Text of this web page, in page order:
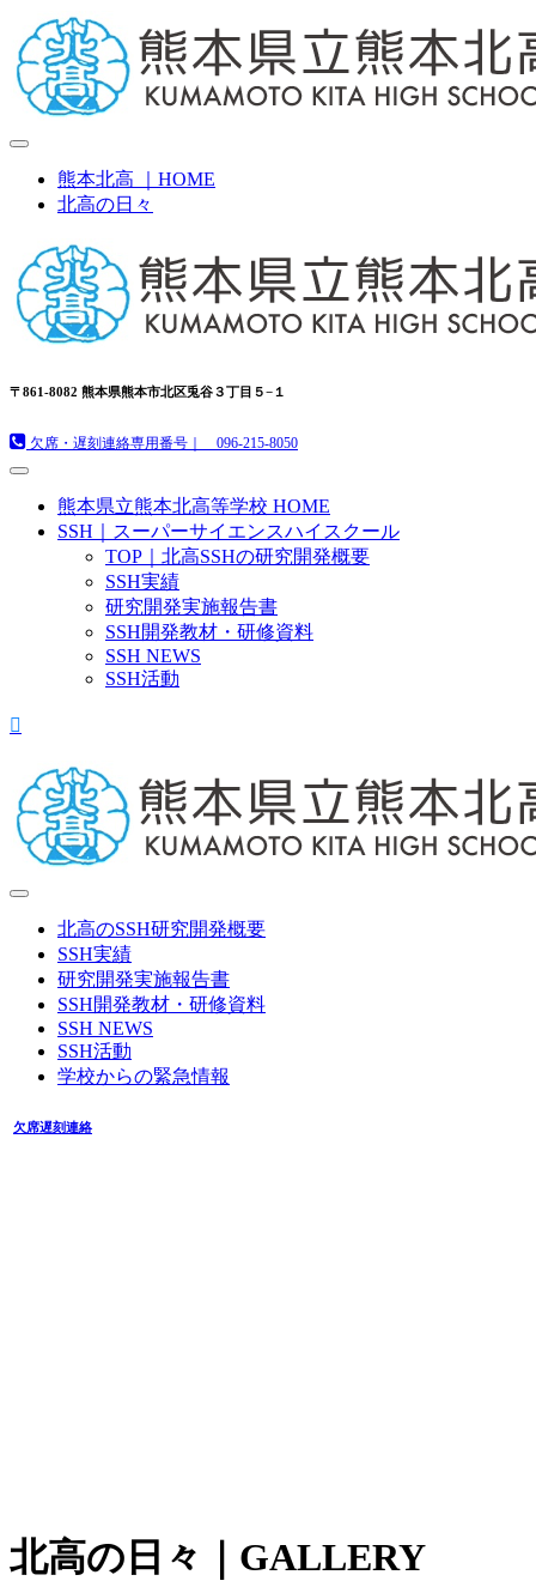
熊本北高 ｜HOME
北高の日々
〒861-8082 熊本県熊本市北区兎谷３丁目５−１
欠席・遅刻連絡専用番号｜ 096-215-8050
熊本県立熊本北高等学校 HOME
SSH｜スーパーサイエンスハイスクール
TOP｜北高SSHの研究開発概要
SSH実績
研究開発実施報告書
SSH開発教材・研修資料
SSH NEWS
SSH活動
北高のSSH研究開発概要
SSH実績
研究開発実施報告書
SSH開発教材・研修資料
SSH NEWS
SSH活動
学校からの緊急情報
欠席遅刻連絡
北高の日々 ｜GALLERY